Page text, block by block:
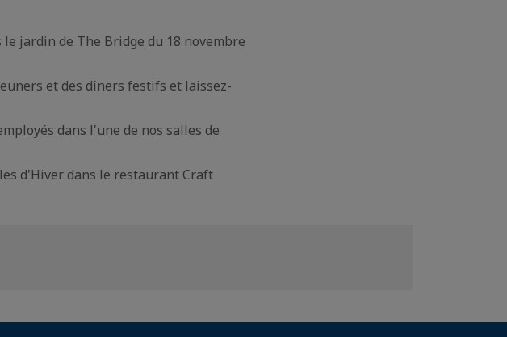
jardin de The Bridge du 18 novembre
et des dîners festifs et laissez-
dans l'une de nos salles de
d'Hiver dans le restaurant Craft